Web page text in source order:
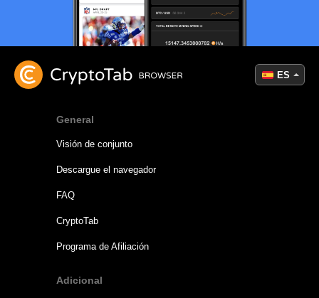
General
Visión de conjunto
Descargue el navegador
FAQ
CryptoTab
Programa de Afiliación
Adicional
ES